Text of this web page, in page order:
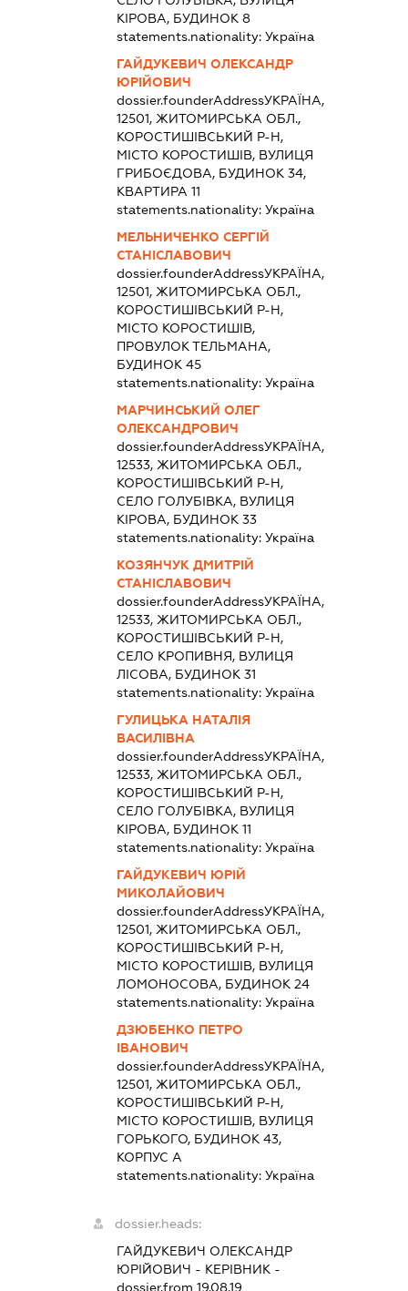
КІРОВА, БУДИНОК 8
statements.nationality: Україна
ГАЙДУКЕВИЧ ОЛЕКСАНДР
ЮРІЙОВИЧ
dossier.founderAddressУКРАЇНА,
12501, ЖИТОМИРСЬКА ОБЛ.,
КОРОСТИШІВСЬКИЙ Р-Н,
МІСТО КОРОСТИШІВ, ВУЛИЦЯ
ГРИБОЄДОВА, БУДИНОК 34,
КВАРТИРА 11
statements.nationality: Україна
МЕЛЬНИЧЕНКО СЕРГІЙ
СТАНІСЛАВОВИЧ
dossier.founderAddressУКРАЇНА,
12501, ЖИТОМИРСЬКА ОБЛ.,
КОРОСТИШІВСЬКИЙ Р-Н,
МІСТО КОРОСТИШІВ,
ПРОВУЛОК ТЕЛЬМАНА,
БУДИНОК 45
statements.nationality: Україна
МАРЧИНСЬКИЙ ОЛЕГ
ОЛЕКСАНДРОВИЧ
dossier.founderAddressУКРАЇНА,
12533, ЖИТОМИРСЬКА ОБЛ.,
КОРОСТИШІВСЬКИЙ Р-Н,
СЕЛО ГОЛУБІВКА, ВУЛИЦЯ
КІРОВА, БУДИНОК 33
statements.nationality: Україна
КОЗЯНЧУК ДМИТРІЙ
СТАНІСЛАВОВИЧ
dossier.founderAddressУКРАЇНА,
12533, ЖИТОМИРСЬКА ОБЛ.,
КОРОСТИШІВСЬКИЙ Р-Н,
СЕЛО КРОПИВНЯ, ВУЛИЦЯ
ЛІСОВА, БУДИНОК 31
statements.nationality: Україна
ГУЛИЦЬКА НАТАЛІЯ
ВАСИЛІВНА
dossier.founderAddressУКРАЇНА,
12533, ЖИТОМИРСЬКА ОБЛ.,
КОРОСТИШІВСЬКИЙ Р-Н,
СЕЛО ГОЛУБІВКА, ВУЛИЦЯ
КІРОВА, БУДИНОК 11
statements.nationality: Україна
ГАЙДУКЕВИЧ ЮРІЙ
МИКОЛАЙОВИЧ
dossier.founderAddressУКРАЇНА,
12501, ЖИТОМИРСЬКА ОБЛ.,
КОРОСТИШІВСЬКИЙ Р-Н,
МІСТО КОРОСТИШІВ, ВУЛИЦЯ
ЛОМОНОСОВА, БУДИНОК 24
statements.nationality: Україна
ДЗЮБЕНКО ПЕТРО
ІВАНОВИЧ
dossier.founderAddressУКРАЇНА,
12501, ЖИТОМИРСЬКА ОБЛ.,
КОРОСТИШІВСЬКИЙ Р-Н,
МІСТО КОРОСТИШІВ, ВУЛИЦЯ
ГОРЬКОГО, БУДИНОК 43,
КОРПУС А
statements.nationality: Україна
dossier.heads:
ГАЙДУКЕВИЧ ОЛЕКСАНДР
ЮРІЙОВИЧ - КЕРІВНИК-
dossier.from 19.08.19